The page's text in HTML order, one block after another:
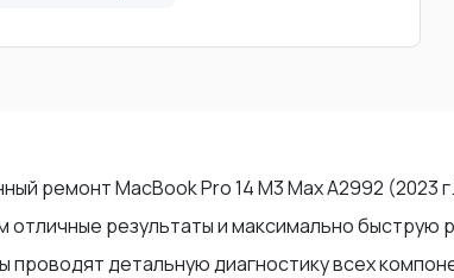
ремонт MacBook Pro 14 M3 Max A2992
результаты и максимально быструю
детальную диагностику всех